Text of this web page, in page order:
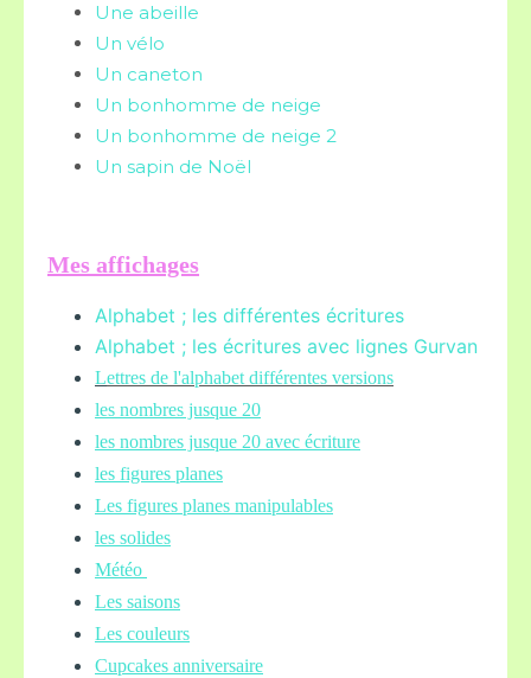
Une abeille
Un vélo
Un caneton
Un bonhomme de neige
Un bonhomme de neige 2
Un sapin de Noël
Mes affichages
Alphabet ; les différentes écritures
Alphabet ; les écritures avec lignes Gurvan
Lettres de l'alphabet différentes versions
les nombres jusque 20
les nombres jusque 20 avec écriture
les figures planes
Les figures planes manipulables
les solides
Météo
Les saisons
Les couleurs
Cupcakes anniversaire